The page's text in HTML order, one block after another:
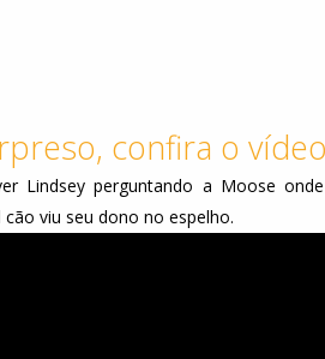
confira o vídeo
Lindsey perguntando a Moose
viu seu dono no espelho.